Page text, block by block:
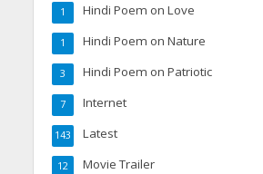
Hindi Poem on Love
1
Hindi Poem on Nature
1
Hindi Poem on Patriotic
3
Internet
7
Latest
143
Movie Trailer
12